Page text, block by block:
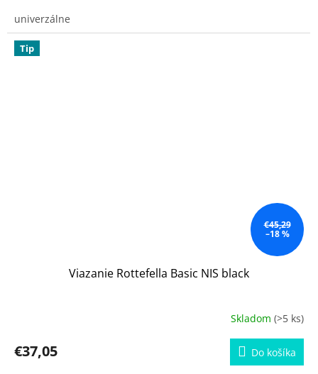
univerzálne
Tip
€45,29
–18 %
Viazanie Rottefella Basic NIS black
Skladom (>5 ks)
€37,05 Do košíka